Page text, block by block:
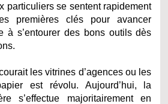
particuliers se sentent rapidement
premières clés pour avancer
à s’entourer des bons outils dès
les vitrines d’agences ou les
est révolu. Aujourd’hui, la
s’effectue majoritairement en